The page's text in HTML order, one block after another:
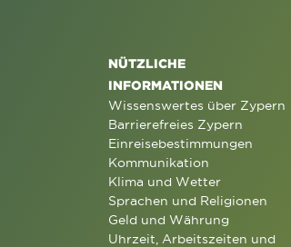
NÜTZLICHE
INFORMATIONEN
Wissenswertes über Zypern
Barrierefreies Zypern
Einreisebestimmungen
Kommunikation
Klima und Wetter
Sprachen und Religionen
Geld und Währung
Uhrzeit, Arbeitszeiten und